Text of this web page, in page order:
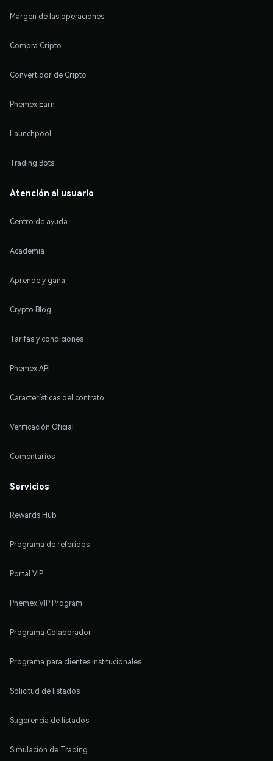
Margen de las operaciones
Compra Cripto
Convertidor de Cripto
Phemex Earn
Launchpool
Trading Bots
Atención al usuario
Centro de ayuda
Academia
Aprende y gana
Crypto Blog
Tarifas y condiciones
Phemex API
Características del contrato
Verificación Oficial
Comentarios
Servicios
Rewards Hub
Programa de referidos
Portal VIP
Phemex VIP Program
Programa Colaborador
Programa para clientes institucionales
Solicitud de listados
Sugerencia de listados
Simulación de Trading